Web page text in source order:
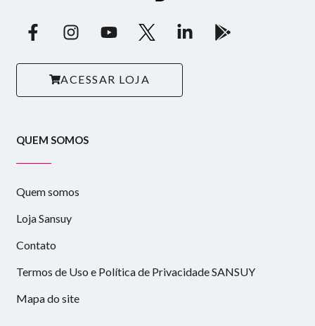
ACESSAR LOJA
QUEM SOMOS
Quem somos
Loja Sansuy
Contato
Termos de Uso e Política de Privacidade SANSUY
Mapa do site